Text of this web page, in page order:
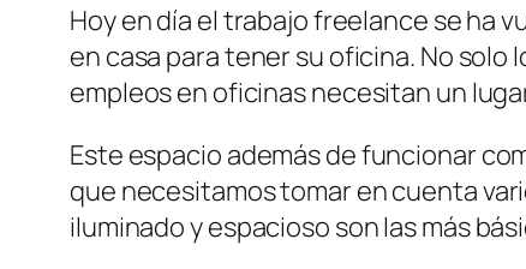
Hoy en día el trabajo freelance se ha
en casa para tener su oficina. No
empleos en oficinas necesitan un
Este espacio además de funcionar
que necesitamos tomar en cuenta
iluminado y espacioso son las más